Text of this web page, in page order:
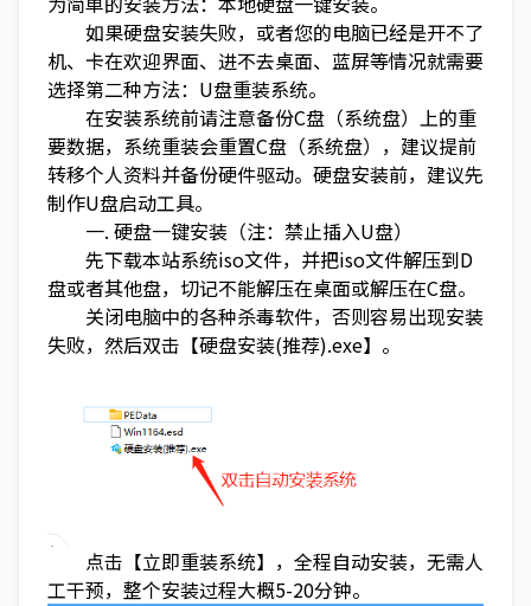
如果硬盘安装失败，或者您的电脑已经是开不了
机、卡在欢迎界面、进不去桌面、蓝屏等情况就需要
选择第二种方法：U盘重装系统。
在安装系统前请注意备份C盘（系统盘）上的重
要数据，系统重装会重置C盘（系统盘），建议提前
转移个人资料并备份硬件驱动。硬盘安装前，建议先
制作U盘启动工具。
一. 硬盘一键安装（注：禁止插入U盘）
先下载本站系统iso文件，并把iso文件解压到D
盘或者其他盘，切记不能解压在桌面或解压在C盘。
关闭电脑中的各种杀毒软件，否则容易出现安装
失败，然后双击【硬盘安装(推荐).exe】。
点击【立即重装系统】，全程自动安装，无需人
工干预，整个安装过程大概5-20分钟。